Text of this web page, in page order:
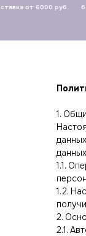
6000 руб.
1.
1.1.
1.2.
2.
2.1.